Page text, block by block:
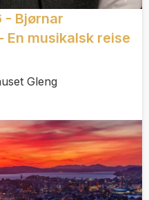
- Bjørnar
musikalsk reise
Gleng